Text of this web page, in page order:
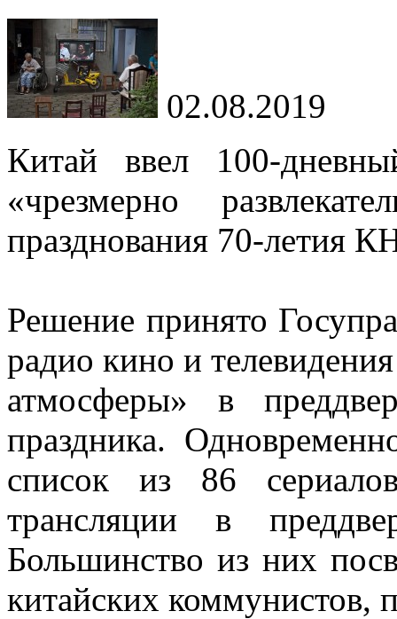
02.08.2019
Китай ввел 100-
«чрезмерно
празднования 70-летия
Решение принято
радио кино и
атмосферы» в
праздника.
список из 86
трансляции в
Большинство из них
китайских коммунистов,